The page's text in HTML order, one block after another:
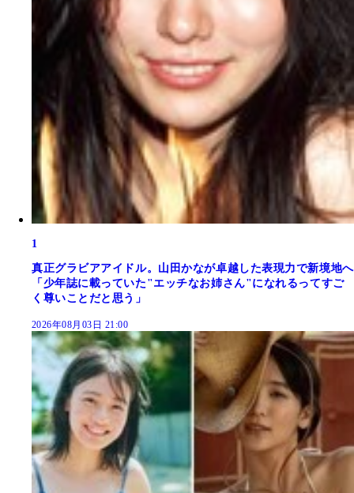
1
真正グラビアアイドル。山田かなが卓越した表現力で新境地へ
「少年誌に載っていた"エッチなお姉さん"になれるってすご
く尊いことだと思う」
2026年08月03日 21:00